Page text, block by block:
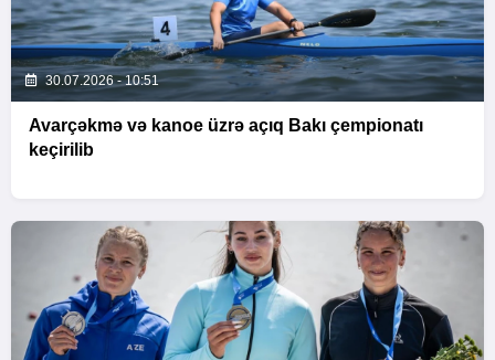
30.07.2026 - 10:51
Avarçəkmə və kanoe üzrə açıq Bakı çempionatı
keçirilib